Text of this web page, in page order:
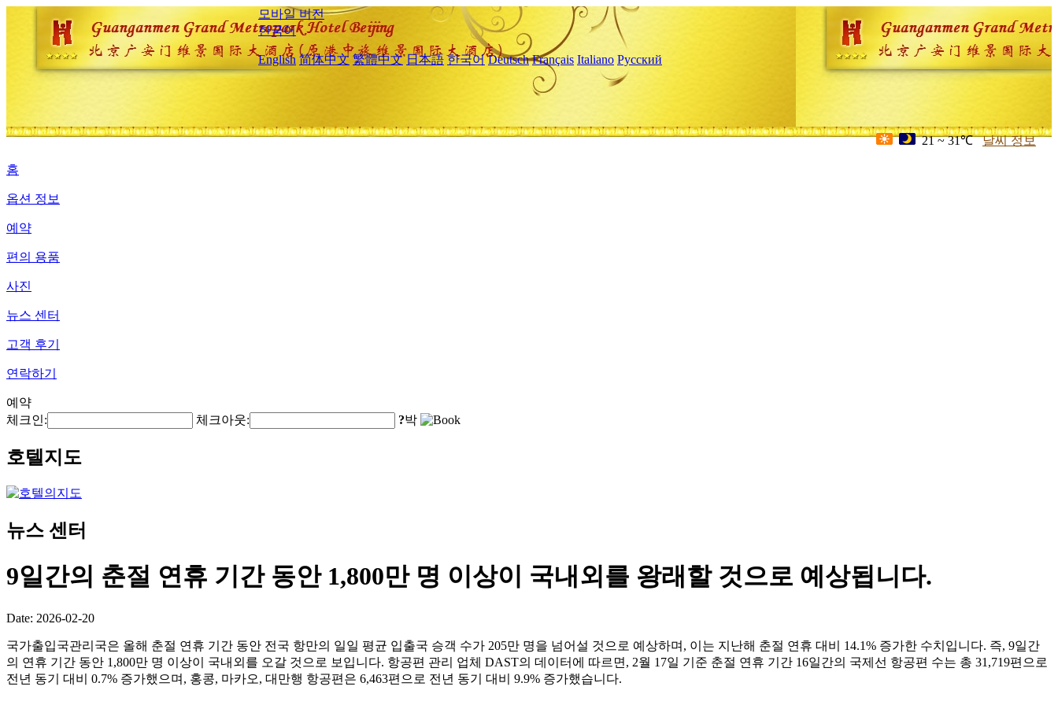
모바일 버전
한국어
English 简体中文 繁體中文 日本語 한국어 Deutsch Français Italiano Русский
21 ~ 31℃ 날씨 정보
홈
옵션 정보
예약
편의 용품
사진
뉴스 센터
고객 후기
연락하기
예약
체크인:
체크아웃: ?박
호텔지도
뉴스 센터
9일간의 춘절 연휴 기간 동안 1,800만 명 이상이 국내외를 왕래할 것으로 예상됩니다.
Date: 2026-02-20
국가출입국관리국은 올해 춘절 연휴 기간 동안 전국 항만의 일일 평균 입출국 승객 수가 205만 명을 넘어설 것으로 예상하며, 이는 지난해 춘절 연휴 대비 14.1% 증가한 수치입니다. 즉, 9일간
의 연휴 기간 동안 1,800만 명 이상이 국내외를 오갈 것으로 보입니다. 항공편 관리 업체 DAST의 데이터에 따르면, 2월 17일 기준 춘절 연휴 기간 16일간의 국제선 항공편 수는 총 31,719편으로
전년 동기 대비 0.7% 증가했으며, 홍콩, 마카오, 대만행 항공편은 6,463편으로 전년 동기 대비 9.9% 증가했습니다.